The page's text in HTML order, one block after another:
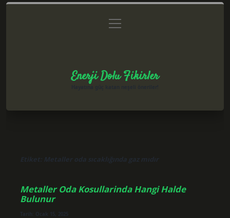
Gizlilik Politikası
menüyü
aç
Enerji Dolu Fikirler
Etiket: Metaller oda sıcaklığında gaz mıdır
Metaller Oda Kosullarinda Hangi Halde
Bulunur
Tarih: Ocak 15, 2025